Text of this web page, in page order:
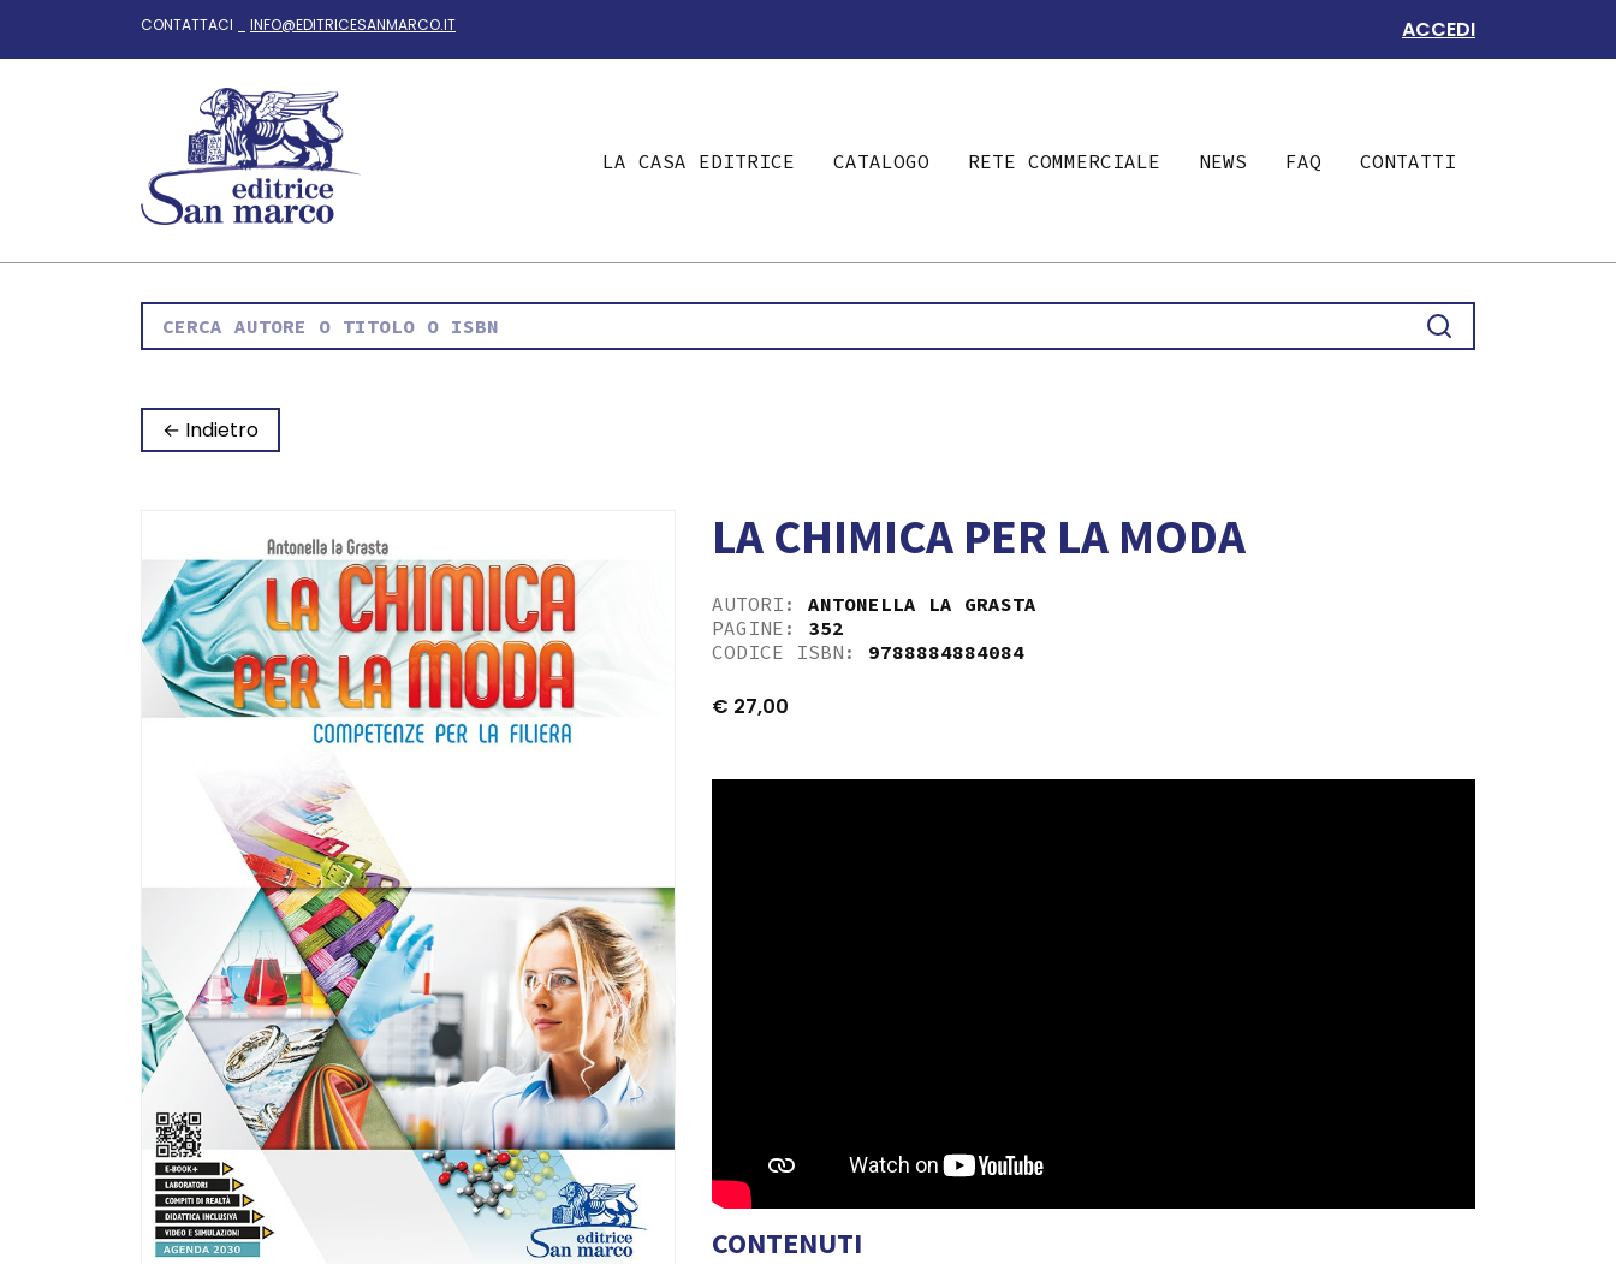
CONTATTACI _ INFO@EDITRICESANMARCO.IT ACCEDI
LA CASA EDITRICE CATALOGO RETE COMMERCIALE NEWS FAQ CONTATTI
← Indietro
LA CHIMICA PER LA MODA
AUTORI:
ANTONELLA LA GRASTA
PAGINE: 352
CODICE ISBN: 9788884884084
€ 27,00
CONTENUTI